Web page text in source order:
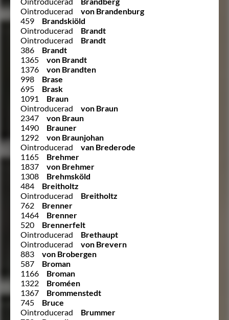
Ointroducerad
von Brandenburg
459
Brandskiöld
Ointroducerad
Brandt
Ointroducerad
Brandt
386
Brandt
1365
von Brandt
1376
von Brandten
998
Brase
695
Brask
1091
Braun
Ointroducerad
von Braun
2347
von Braun
1490
Brauner
1292
von Braunjohan
Ointroducerad
van Brederode
1165
Brehmer
1837
von Brehmer
1308
Brehmsköld
484
Breitholtz
Ointroducerad
Breitholtz
762
Brenner
1464
Brenner
520
Brennerfelt
Ointroducerad
Brethaupt
Ointroducerad
von Brevern
883
von Brobergen
587
Broman
1166
Broman
1322
Broméen
1367
Brommenstedt
745
Bruce
Ointroducerad
Brummer